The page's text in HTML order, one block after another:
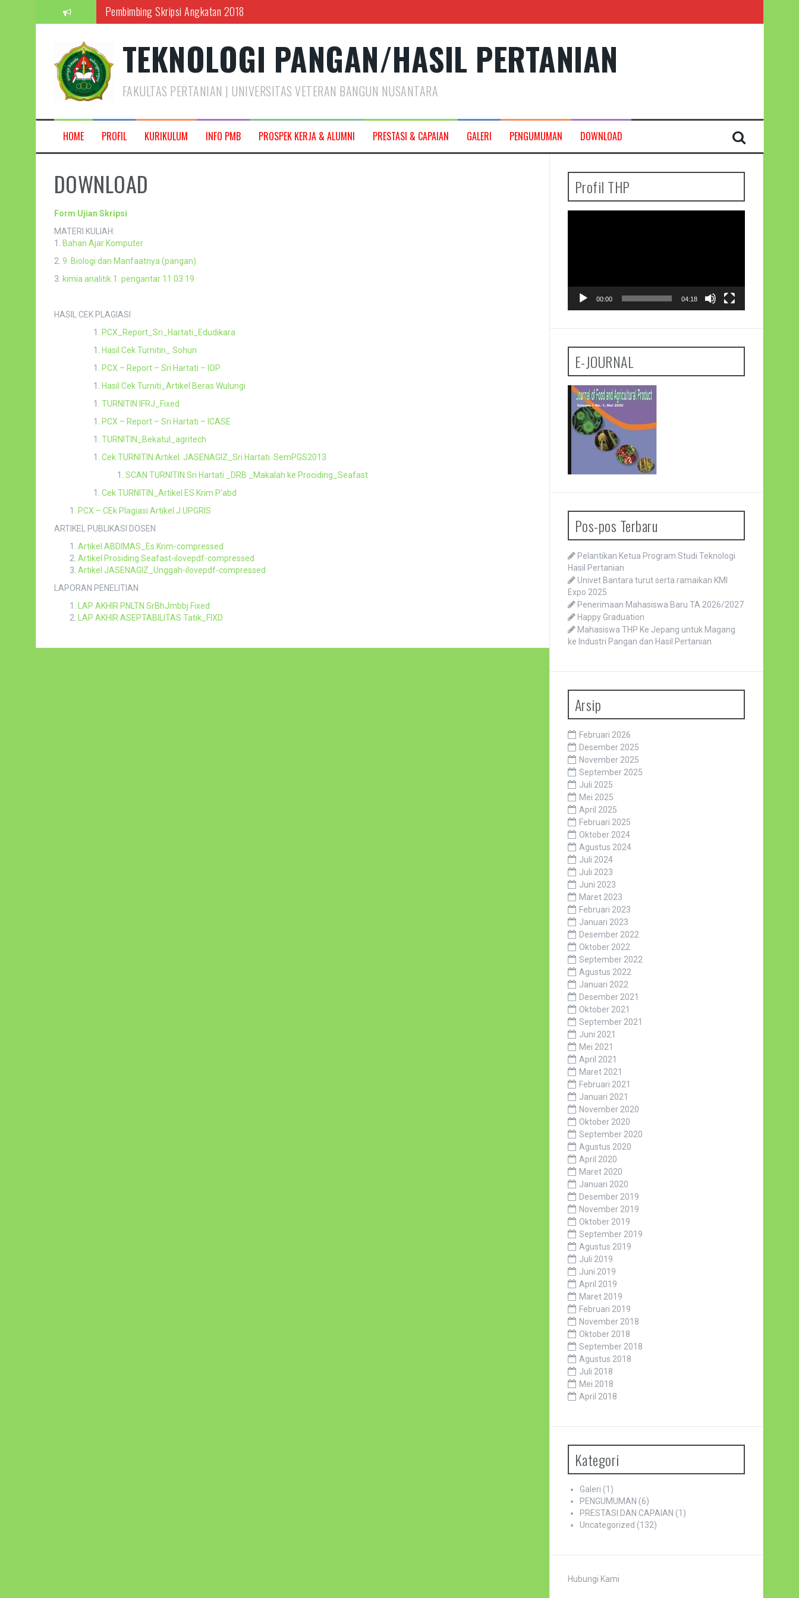
Pembimbing Skripsi Angkatan 2018
Profil Prodi THP
Kegembiraan Fieldtrip Prodi THP
Video Orientasi Mahasiswa Baru
Pendaftaran Mahasiswa Baru 2018
Penerimaan Mahasiswa Baru TA 2026/2027
TEKNOLOGI PANGAN/HASIL PERTANIAN
FAKULTAS PERTANIAN | UNIVERSITAS VETERAN BANGUN NUSANTARA
HOME PROFIL KURIKULUM INFO PMB PROSPEK KERJA & ALUMNI PRESTASI & CAPAIAN GALERI PENGUMUMAN DOWNLOAD
DOWNLOAD
Form Ujian Skripsi
MATERI KULIAH:
1.
Bahan Ajar Komputer
2. 9. Biologi dan Manfaatnya (pangan)
3. kimia analitik 1. pengantar 11 03 19
HASIL CEK PLAGIASI
PCX_Report_Sri_Hartati_Edudikara
Hasil Cek Turnitin_ Sohun
PCX – Report – Sri Hartati – IOP
Hasil Cek Turniti_Artikel Beras Wulungi
TURNITIN IFRJ_Fixed
PCX – Report – Sri Hartati – ICASE
TURNITIN_Bekatul_agritech
Cek TURNITIN Artikel. JASENAGIZ_Sri Hartati. SemPGS2013
SCAN TURNITIN Sri Hartati _DRB _Makalah ke Prociding_Seafast
Cek TURNITIN_Artikel ES Krim P’abd
PCX – CEk Plagiasi Artikel J UPGRIS
ARTIKEL PUBLIKASI DOSEN
Artikel ABDIMAS_Es Krim-compressed
Artikel Prosiding Seafast-ilovepdf-compressed
Artikel JASENAGIZ_Unggah-ilovepdf-compressed
LAPORAN PENELITIAN
LAP AKHIR PNLTN SrBhJmbbj Fixed
LAP AKHIR ASEPTABILITAS Tatik_FIXD
Profil THP
00:00 04:18
E-JOURNAL
Pos-pos Terbaru
Pelantikan Ketua Program Studi Teknologi
Hasil Pertanian
Univet Bantara turut serta ramaikan KMI
Expo 2025
Penerimaan Mahasiswa Baru TA 2026/2027
Happy Graduation
Mahasiswa THP Ke Jepang untuk Magang
ke Industri Pangan dan Hasil Pertanian
Arsip
Februari 2026
Desember 2025
November 2025
September 2025
Juli 2025
Mei 2025
April 2025
Februari 2025
Oktober 2024
Agustus 2024
Juli 2024
Juli 2023
Juni 2023
Maret 2023
Februari 2023
Januari 2023
Desember 2022
Oktober 2022
September 2022
Agustus 2022
Januari 2022
Desember 2021
Oktober 2021
September 2021
Juni 2021
Mei 2021
April 2021
Maret 2021
Februari 2021
Januari 2021
November 2020
Oktober 2020
September 2020
Agustus 2020
April 2020
Maret 2020
Januari 2020
Desember 2019
November 2019
Oktober 2019
September 2019
Agustus 2019
Juli 2019
Juni 2019
April 2019
Maret 2019
Februari 2019
November 2018
Oktober 2018
September 2018
Agustus 2018
Juli 2018
Mei 2018
April 2018
Kategori
Galeri (1)
PENGUMUMAN (6)
PRESTASI DAN CAPAIAN (1)
Uncategorized (132)
Hubungi Kami